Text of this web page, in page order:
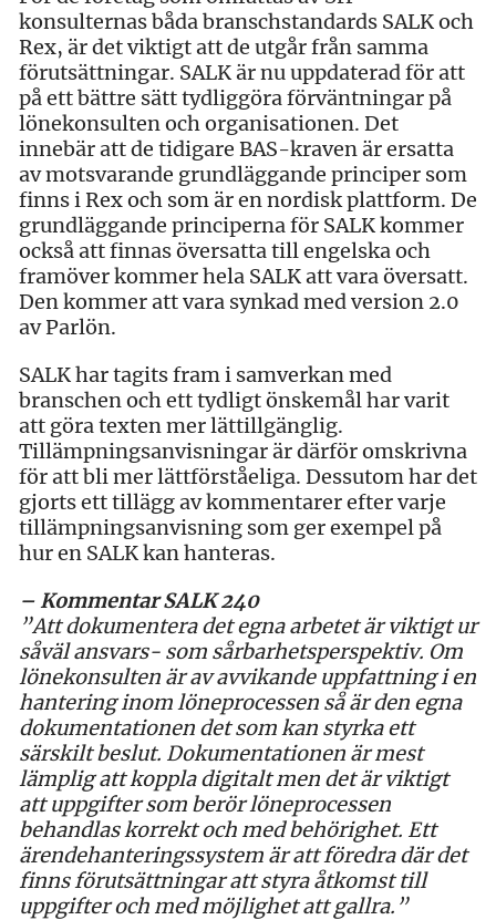
konsulternas båda branschstandards SALK och
Rex, är det viktigt att de utgår från samma
förutsättningar. SALK är nu uppdaterad för att
på ett bättre sätt tydliggöra förväntningar på
lönekonsulten och organisationen. Det
innebär att de tidigare BAS-kraven är ersatta
av motsvarande grundläggande principer som
finns i Rex och som är en nordisk plattform. De
grundläggande principerna för SALK kommer
också att finnas översatta till engelska och
framöver kommer hela SALK att vara översatt.
Den kommer att vara synkad med version 2.0
av Parlön.
SALK har tagits fram i samverkan med
branschen och ett tydligt önskemål har varit
att göra texten mer lättillgänglig.
Tillämpningsanvisningar är därför omskrivna
för att bli mer lättförståeliga. Dessutom har det
gjorts ett tillägg av kommentarer efter varje
tillämpningsanvisning som ger exempel på
hur en SALK kan hanteras.
– Kommentar SALK 240
”Att dokumentera det egna arbetet är viktigt ur
såväl ansvars- som sårbarhetsperspektiv. Om
lönekonsulten är av avvikande uppfattning i en
hantering inom löneprocessen så är den egna
dokumentationen det som kan styrka ett
särskilt beslut. Dokumentationen är mest
lämplig att koppla digitalt men det är viktigt
att uppgifter som berör löneprocessen
behandlas korrekt och med behörighet. Ett
ärendehanteringssystem är att föredra där det
finns förutsättningar att styra åtkomst till
uppgifter och med möjlighet att gallra.”